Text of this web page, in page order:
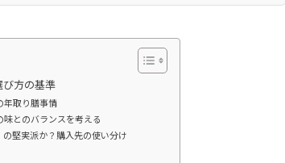
方の基準
年取り膳事情
とのバランスを考える
の堅実派か？購入先の使い分け